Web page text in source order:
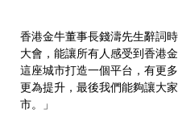
香港金牛董事長錢濤先生辭詞
大會，能讓所有人感受到香港
這座城市打造一個平台，有更
更為提升，最後我們能夠讓大
市。」